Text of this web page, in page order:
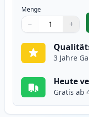
Menge
Verwenden Sie die
− +
1
3 Jahre
Heute
Gratis ab